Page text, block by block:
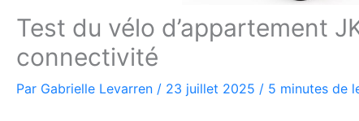
Test du vélo d’appartement
connectivité
Par Gabrielle Levarren / 23 juillet 2025 / 5 minutes de